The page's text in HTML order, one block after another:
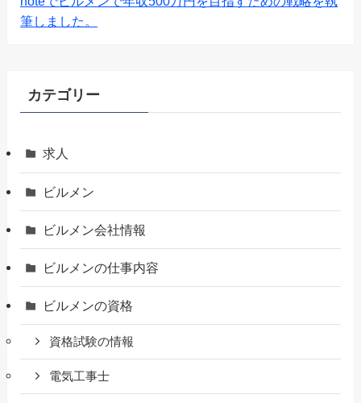
筆しました。
カテゴリー
求人
ビルメン
ビルメン会社情報
ビルメンの仕事内容
ビルメンの資格
資格試験の情報
電気工事士